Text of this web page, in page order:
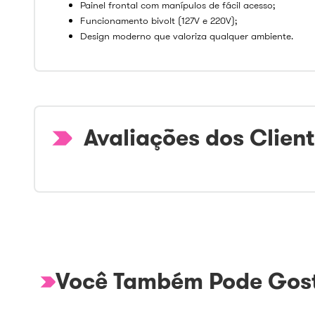
Painel frontal com manípulos de fácil acesso;
Funcionamento bivolt (127V e 220V);
Design moderno que valoriza qualquer ambiente.
Avaliações dos
Você Também Pode